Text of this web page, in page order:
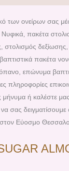
t
e
r
e
s
t
των ονείρων σας
πακέτα
στολισμός
πακέτα
επώνυμα
πληροφορίες
μήνυμα ή καλέστε
να σας
στον Εύοσμο